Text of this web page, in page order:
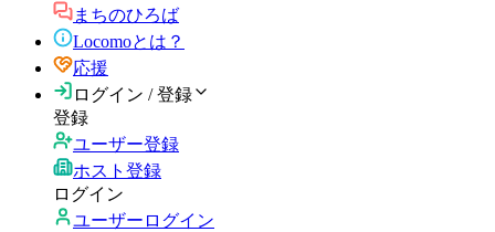
まちのひろば
Locomoとは？
応援
ログイン / 登録
登録
ユーザー登録
ホスト登録
ログイン
ユーザーログイン